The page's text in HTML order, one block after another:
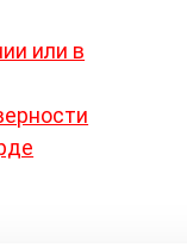
или в